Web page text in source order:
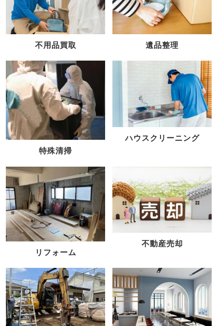
不用品買取 遺品整理
特殊清掃
ハウスクリーニング
リフォーム
不動産売却